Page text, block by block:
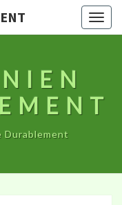
Durablement